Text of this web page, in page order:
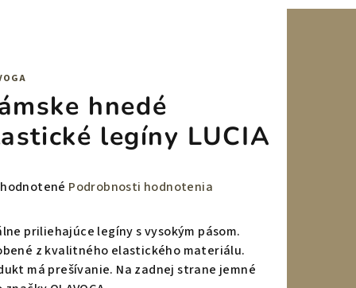
hnedé
legíny LUCIA
Podrobnosti hodnotenia
priliehajúce legíny s vysokým pásom.
z kvalitného elastického materiálu.
má prešívanie. Na zadnej strane jemné